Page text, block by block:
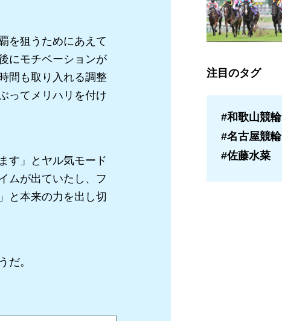
を狙うためにあえて
にモチベーションが
間も取り入れる調整
ってメリハリを付け
す」とヤル気モード
ムが出ていたし、フ
と本来の力を出し切
だ。
注目のタグ
#和歌山競輪
#名古屋競輪
#佐藤水菜